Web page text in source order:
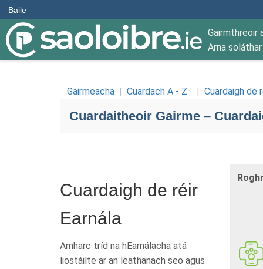
Baile
Gairmthreoir
Arna
Gairmeacha Cuardach A - Z Cuardaigh de
Cuardaitheoir Gairme –
Cuardaigh de réir
Earnála
Amharc tríd na hEarnálacha atá
liostáilte ar an leathanach seo agus